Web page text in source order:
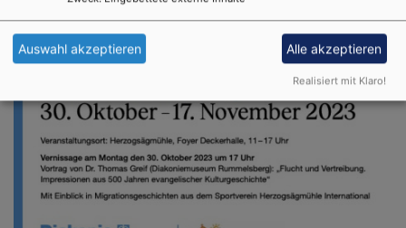
Auswahl akzeptieren Alle akzeptieren
Realisiert mit Klaro!